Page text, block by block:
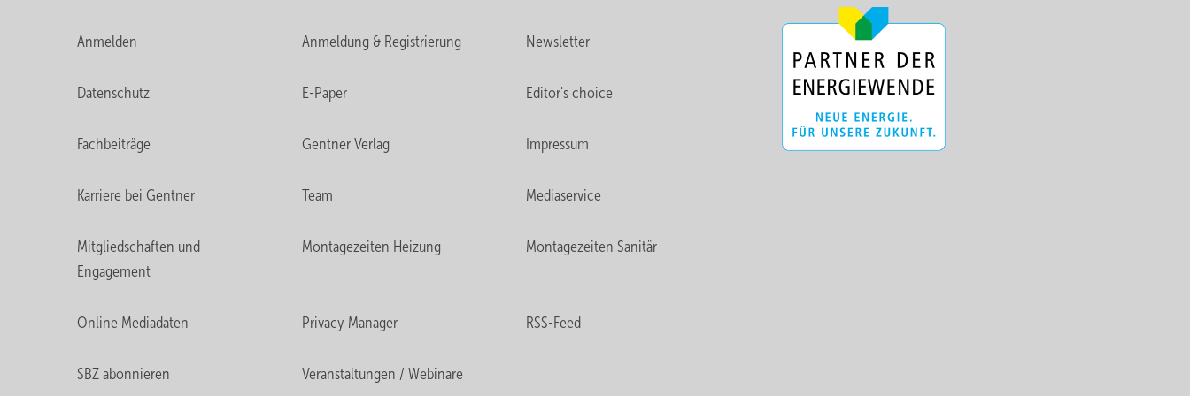
Anmelden Anmeldung & Registrierung Newsletter
Datenschutz E-Paper Editor's choice
Fachbeiträge Gentner Verlag Impressum
Karriere bei Gentner Team Mediaservice
Mitgliedschaften und
Engagement
Montagezeiten Heizung Montagezeiten Sanitär
Online Mediadaten Privacy Manager RSS-Feed
SBZ abonnieren Veranstaltungen / Webinare